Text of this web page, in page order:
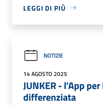
LEGGI DI PIÙ
NOTIZIE
14 AGOSTO 2025
JUNKER - l'App
differenziata